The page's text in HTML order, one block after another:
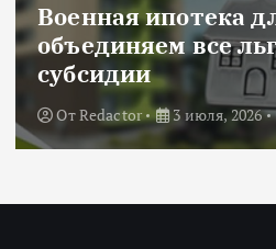
Военная ипотека
объединяем все
субсидии
ОтRedactor 3 июля, 2026